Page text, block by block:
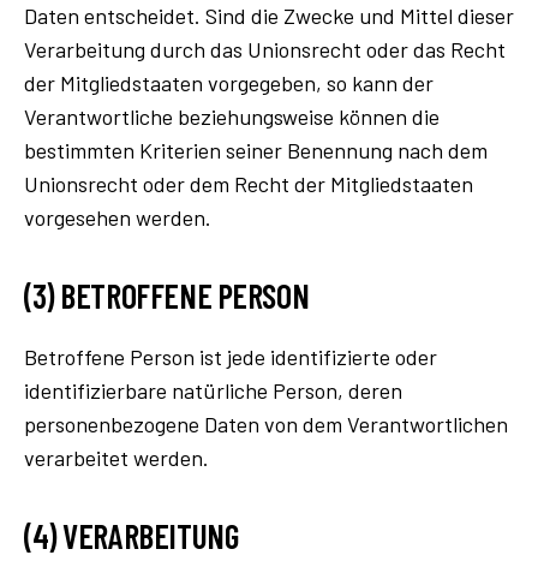
Daten entscheidet. Sind die Zwecke und Mittel dieser
Verarbeitung durch das Unionsrecht oder das Recht
der Mitgliedstaaten vorgegeben, so kann der
Verantwortliche beziehungsweise können die
bestimmten Kriterien seiner Benennung nach dem
Unionsrecht oder dem Recht der Mitgliedstaaten
vorgesehen werden.
(3) BETROFFENE PERSON
Betroffene Person ist jede identifizierte oder
identifizierbare natürliche Person, deren
personenbezogene Daten von dem Verantwortlichen
verarbeitet werden.
(4) VERARBEITUNG